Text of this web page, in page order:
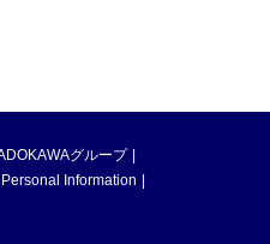
グループ
Information